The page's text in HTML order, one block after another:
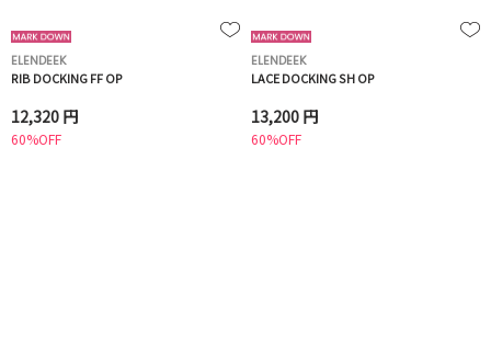
ELENDEEK
RIB DOCKING FF OP
12,320 円
60%OFF
ELENDEEK
LACE DOCKING SH OP
13,200 円
60%OFF